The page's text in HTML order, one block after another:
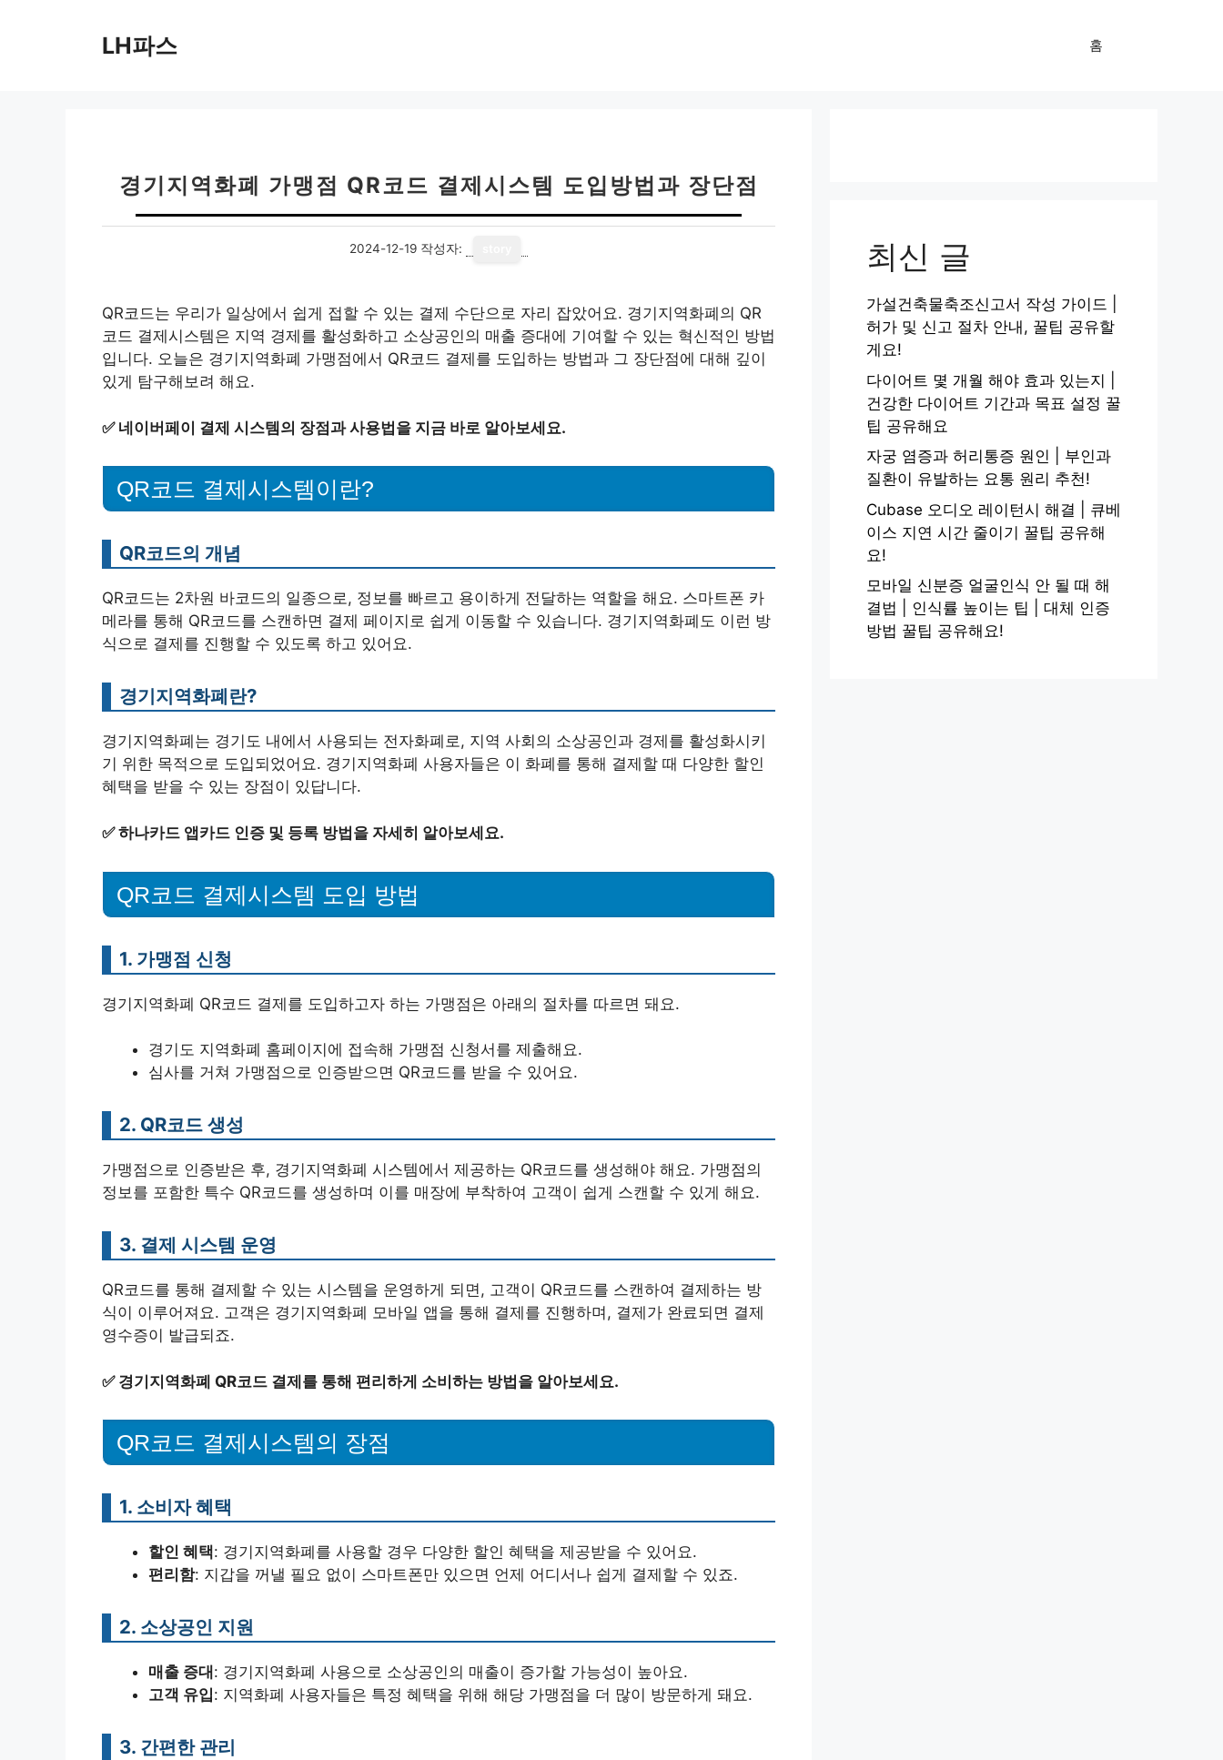
LH파스 홈
경기지역화폐 가맹점 QR코드 결제시스템 도입방법과 장단점
2024-12-19 작성자:
QR코드는 우리가 일상에서 쉽게 접할 수 있는 결제 수단으로 자리 잡았어요. 경기지역화폐의 QR
코드 결제시스템은 지역 경제를 활성화하고 소상공인의 매출 증대에 기여할 수 있는 혁신적인 방법
입니다. 오늘은 경기지역화폐 가맹점에서 QR코드 결제를 도입하는 방법과 그 장단점에 대해 깊이
있게 탐구해보려 해요.
✅ 네이버페이 결제 시스템의 장점과 사용법을 지금 바로 알아보세요.
QR코드 결제시스템이란?
QR코드의 개념
QR코드는 2차원 바코드의 일종으로, 정보를 빠르고 용이하게 전달하는 역할을 해요. 스마트폰 카
메라를 통해 QR코드를 스캔하면 결제 페이지로 쉽게 이동할 수 있습니다. 경기지역화폐도 이런 방
식으로 결제를 진행할 수 있도록 하고 있어요.
경기지역화폐란?
경기지역화폐는 경기도 내에서 사용되는 전자화폐로, 지역 사회의 소상공인과 경제를 활성화시키
기 위한 목적으로 도입되었어요. 경기지역화폐 사용자들은 이 화폐를 통해 결제할 때 다양한 할인
혜택을 받을 수 있는 장점이 있답니다.
✅하나카드 앱카드 인증 및 등록 방법을 자세히 알아보세요.
QR코드 결제시스템 도입 방법
1. 가맹점 신청
경기지역화폐 QR코드 결제를 도입하고자 하는 가맹점은 아래의 절차를 따르면 돼요.
경기도 지역화폐 홈페이지에 접속해 가맹점 신청서를 제출해요.
심사를 거쳐 가맹점으로 인증받으면 QR코드를 받을 수 있어요.
2. QR코드 생성
가맹점으로 인증받은 후, 경기지역화폐 시스템에서 제공하는 QR코드를 생성해야 해요. 가맹점의
정보를 포함한 특수 QR코드를 생성하며 이를 매장에 부착하여 고객이 쉽게 스캔할 수 있게 해요.
3. 결제 시스템 운영
QR코드를 통해 결제할 수 있는 시스템을 운영하게 되면, 고객이 QR코드를 스캔하여 결제하는 방
식이 이루어져요. 고객은 경기지역화폐 모바일 앱을 통해 결제를 진행하며, 결제가 완료되면 결제
영수증이 발급되죠.
✅ 경기지역화폐 QR코드 결제를 통해 편리하게 소비하는 방법을 알아보세요.
QR코드 결제시스템의 장점
1. 소비자 혜택
할인 혜택: 경기지역화폐를 사용할 경우 다양한 할인 혜택을 제공받을 수 있어요.
편리함: 지갑을 꺼낼 필요 없이 스마트폰만 있으면 언제 어디서나 쉽게 결제할 수 있죠.
2. 소상공인 지원
매출 증대 : 경기지역화폐 사용으로 소상공인의 매출이 증가할 가능성이 높아요.
고객 유입: 지역화폐 사용자들은 특정 혜택을 위해 해당 가맹점을 더 많이 방문하게 돼요.
3. 간편한 관리
최신 글
가설건축물축조신고서 작성 가이드 |
허가 및 신고 절차 안내, 꿀팁 공유할
게요!
다이어트 몇 개월 해야 효과 있는지 |
건강한 다이어트 기간과 목표 설정 꿀
팁 공유해요
자궁 염증과 허리통증 원인 | 부인과
질환이 유발하는 요통 원리 추천!
Cubase 오디오 레이턴시 해결 | 큐베
이스 지연 시간 줄이기 꿀팁 공유해
요!
모바일 신분증 얼굴인식 안 될 때 해
결법 | 인식률 높이는 팁 | 대체 인증
방법 꿀팁 공유해요!